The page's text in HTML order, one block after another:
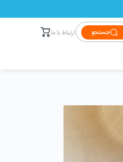
جستجو ارتباط با ما